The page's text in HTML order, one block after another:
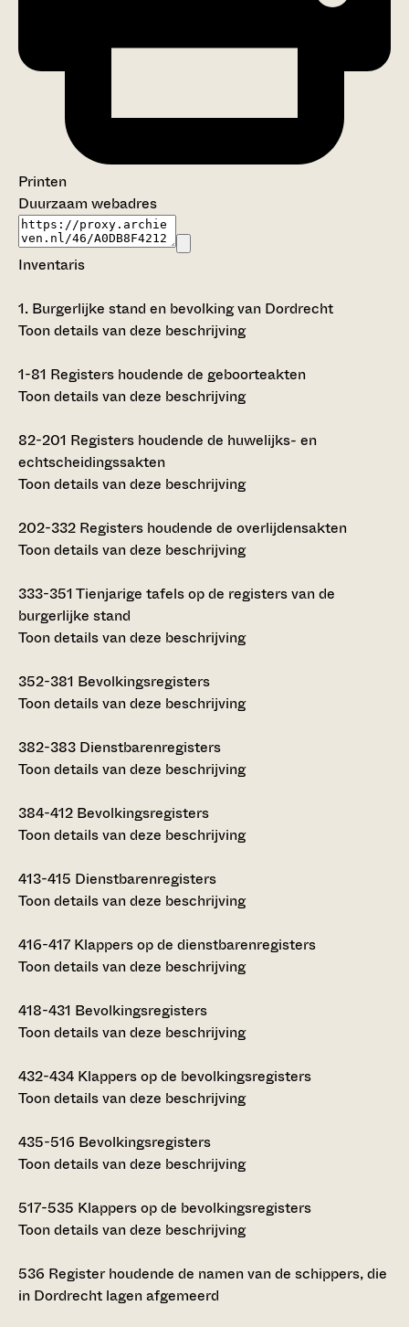
Printen
Duurzaam webadres
Inventaris
1. Burgerlijke stand en bevolking van Dordrecht
Toon details van deze beschrijving
1-81 Registers houdende de geboorteakten
Toon details van deze beschrijving
82-201 Registers houdende de huwelijks- en
echtscheidingssakten
Toon details van deze beschrijving
202-332 Registers houdende de overlijdensakten
Toon details van deze beschrijving
333-351 Tienjarige tafels op de registers van de
burgerlijke stand
Toon details van deze beschrijving
352-381 Bevolkingsregisters
Toon details van deze beschrijving
382-383 Dienstbarenregisters
Toon details van deze beschrijving
384-412 Bevolkingsregisters
Toon details van deze beschrijving
413-415 Dienstbarenregisters
Toon details van deze beschrijving
416-417 Klappers op de dienstbarenregisters
Toon details van deze beschrijving
418-431 Bevolkingsregisters
Toon details van deze beschrijving
432-434 Klappers op de bevolkingsregisters
Toon details van deze beschrijving
435-516 Bevolkingsregisters
Toon details van deze beschrijving
517-535 Klappers op de bevolkingsregisters
Toon details van deze beschrijving
536 Register houdende de namen van de schippers, die
in Dordrecht lagen afgemeerd